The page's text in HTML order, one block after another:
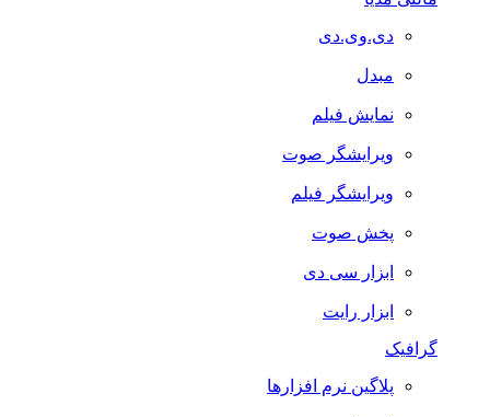
دی.وی.دی
مبدل
نمایش فیلم
ویرایشگر صوت
ویرایشگر فیلم
پخش صوت
ابزار سی دی
ابزار رایت
گرافیک
پلاگین نرم افزارها